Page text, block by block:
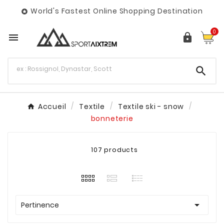
 World's Fastest Online Shopping Destination
  0

Accueil Textile
Textile ski - snow
bonneterie
107 products
Pertinence 